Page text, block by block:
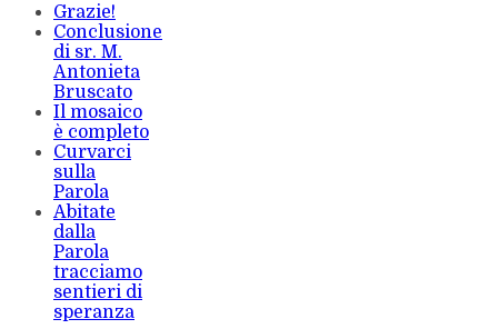
Grazie!
Conclusione
di sr. M.
Antonieta
Bruscato
Il mosaico
è completo
Curvarci
sulla
Parola
Abitate
dalla
Parola
tracciamo
sentieri di
speranza